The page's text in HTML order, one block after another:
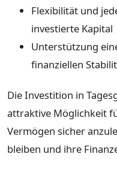
Flexibilität und
investierte Kapital
Unterstützung
finanziellen
Die Investition in
attraktive Möglichkeit
Vermögen sicher
bleiben und ihre